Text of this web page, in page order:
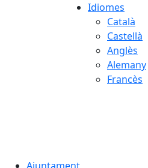
Idiomes
Català
Castellà
Anglès
Alemany
Francès